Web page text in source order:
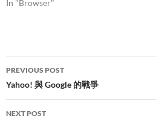
In "Browser"
Post
navigation
PREVIOUS POST
Yahoo! 與 Google 的戰爭
NEXT POST